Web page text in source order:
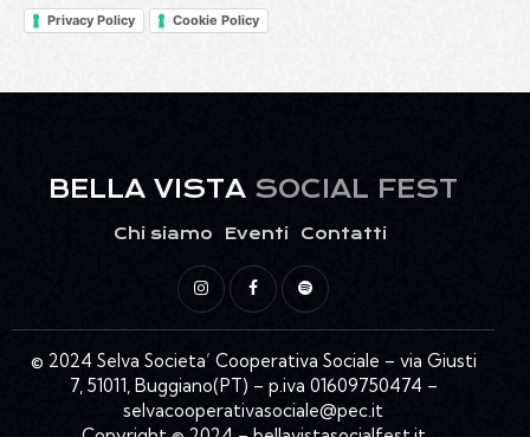
Privacy Policy Cookie Policy
BELLA VISTA SOCIAL FEST
Chi siamo Eventi Contatti
© 2024 Selva Societa’ Cooperativa Sociale – via Giusti
7, 51011, Buggiano(PT) – p.iva 01609750474 –
selvacooperativasociale@pec.it